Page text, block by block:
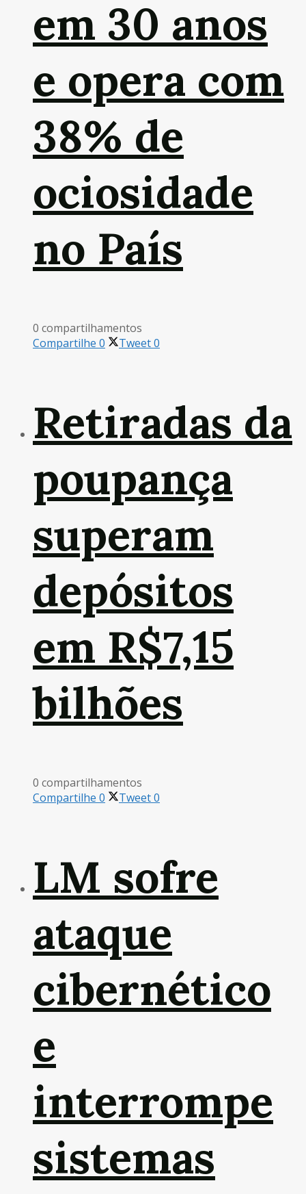
em 30 anos
e opera com
38% de
ociosidade
no País
0 compartilhamentos
Compartilhe 0 Tweet0
Retiradas da
poupança
superam
depósitos
em R$7,15
bilhões
0 compartilhamentos
Compartilhe 0 Tweet0
LM sofre
ataque
cibernético
e
interrompe
sistemas